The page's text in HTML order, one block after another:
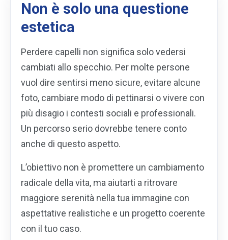
Non è solo una questione
estetica
Perdere capelli non significa solo vedersi
cambiati allo specchio. Per molte persone
vuol dire sentirsi meno sicure, evitare alcune
foto, cambiare modo di pettinarsi o vivere con
più disagio i contesti sociali e professionali.
Un percorso serio dovrebbe tenere conto
anche di questo aspetto.
L’obiettivo non è promettere un cambiamento
radicale della vita, ma aiutarti a ritrovare
maggiore serenità nella tua immagine con
aspettative realistiche e un progetto coerente
con il tuo caso.